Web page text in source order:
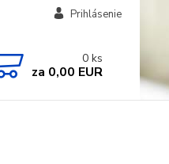
Prihlásenie
0 ks
za 0,00 EUR